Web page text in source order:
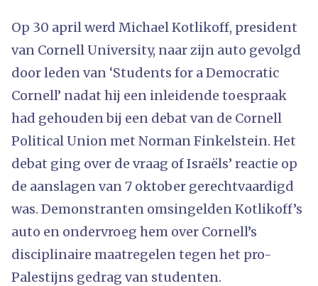
Op 30 april werd Michael Kotlikoff, president
van Cornell University, naar zijn auto gevolgd
door leden van ‘Students for a Democratic
Cornell’ nadat hij een inleidende toespraak
had gehouden bij een debat van de Cornell
Political Union met Norman Finkelstein. Het
debat ging over de vraag of Israëls’ reactie op
de aanslagen van 7 oktober gerechtvaardigd
was. Demonstranten omsingelden Kotlikoff’s
auto en ondervroeg hem over Cornell’s
disciplinaire maatregelen tegen het pro-
Palestijns gedrag van studenten.